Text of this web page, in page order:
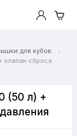
для кубов
клапан сброса
(50 л) +